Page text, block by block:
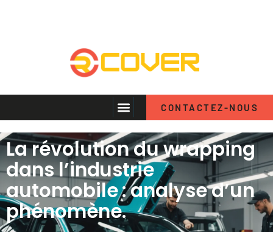
CONTACTEZ-NOUS
La révolution du wrapping
dans l’industrie
automobile : analyse d’un
phénomène.